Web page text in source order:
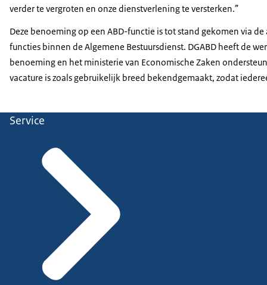
verder te vergroten en onze dienstverlening te versterken.”
Deze benoeming op een ABD-functie is tot stand gekomen via
functies binnen de Algemene Bestuursdienst. DGABD heeft de
benoeming en het ministerie van Economische Zaken
vacature is zoals gebruikelijk breed bekendgemaakt, zodat
Service